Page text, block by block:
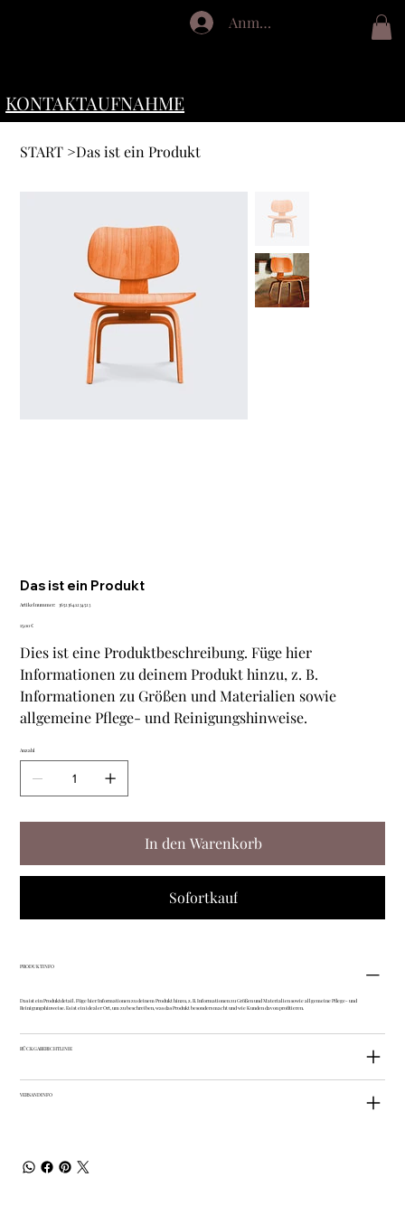
KONTAKTAUFNAHME
Anmelden
START >Das ist ein Produkt
Das ist ein Produkt
Artikelnummer: Artikelnummer:
36523641234523
Preis
15,00 €
Dies ist eine Produktbeschreibung. Füge hier
Informationen zu deinem Produkt hinzu, z. B.
Informationen zu Größen und Materialien sowie
allgemeine Pflege- und Reinigungshinweise.
Anzahl
In den Warenkorb
Sofortkauf
PRODUKTINFO
Das ist ein Produktdetail. Füge hier Informationen zu deinem Produkt hinzu, z. B. Informationen zu Größen und Materialien sowie allgemeine Pflege- und
Reinigungshinweise. Es ist ein idealer Ort, um zu beschreiben, was das Produkt besonders macht und wie Kunden davon profitieren.
RÜCKGABERICHTLINIE
VERSANDINFO